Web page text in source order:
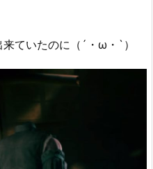
ていたのに（´・ω・`）